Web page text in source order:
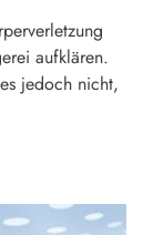
aufklären.
jedoch nicht,